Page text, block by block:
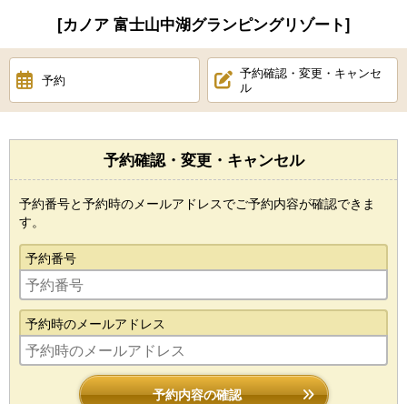
[カノア 富士山中湖グランピングリゾート]
予約
予約確認・変更・キャンセ
ル
予約確認・変更・キャンセル
予約番号と予約時のメールアドレスでご予約内容が確認できま
す。
予約番号
予約時のメールアドレス
予約内容の確認